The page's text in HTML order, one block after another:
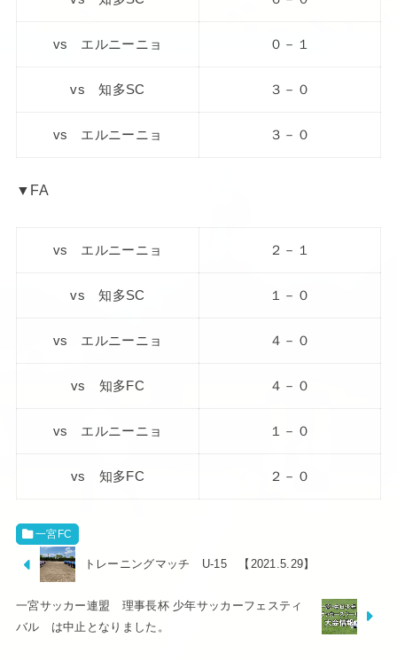
vs エルニーニョ ０－１
vs 知多SC ３－０
vs エルニーニョ ３－０
▼FA
vs エルニーニョ ２－１
vs 知多SC １－０
vs エルニーニョ ４－０
vs 知多FC ４－０
vs エルニーニョ １－０
vs 知多FC ２－０
一宮FC
トレーニングマッチ U-15 【2021.5.29】
一宮サッカー連盟 理事長杯 少年サッカーフェスティ
バル は中止となりました。